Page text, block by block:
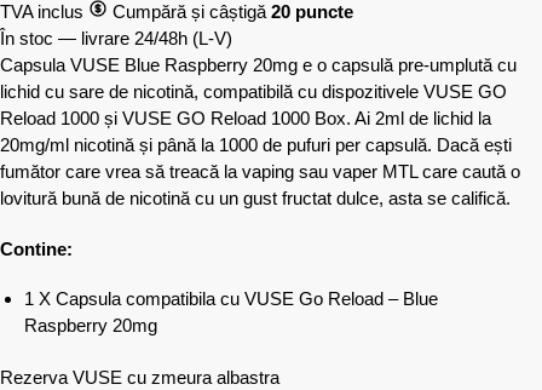
TVA inclus
Cumpără și câștigă 20 puncte
În stoc — livrare 24/48h (L-V)
Capsula VUSE Blue Raspberry 20mg e o capsulă pre-umplută cu
lichid cu sare de nicotină, compatibilă cu dispozitivele VUSE GO
Reload 1000 și VUSE GO Reload 1000 Box. Ai 2ml de lichid la
20mg/ml nicotină și până la 1000 de pufuri per capsulă. Dacă ești
fumător care vrea să treacă la vaping sau vaper MTL care caută o
lovitură bună de nicotină cu un gust fructat dulce, asta se califică.
Contine:
1 X Capsula compatibila cu VUSE Go Reload – Blue
Raspberry 20mg
Rezerva VUSE cu zmeura albastra